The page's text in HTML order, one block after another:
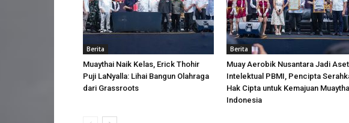
Berita
Muaythai Naik Kelas, Erick Thohir
Puji LaNyalla: Lihai Bangun Olahraga
dari Grassroots
Berita
Muay Aerobik Nusantara Jadi Aset
Intelektual PBMI, Pencipta
Hak Cipta untuk Kemajuan
Indonesia